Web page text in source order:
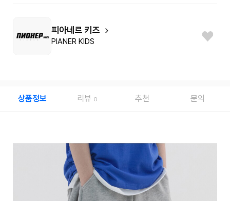
피아네르 키즈
PIANER KIDS
상품정보 리뷰 0 추천 문의